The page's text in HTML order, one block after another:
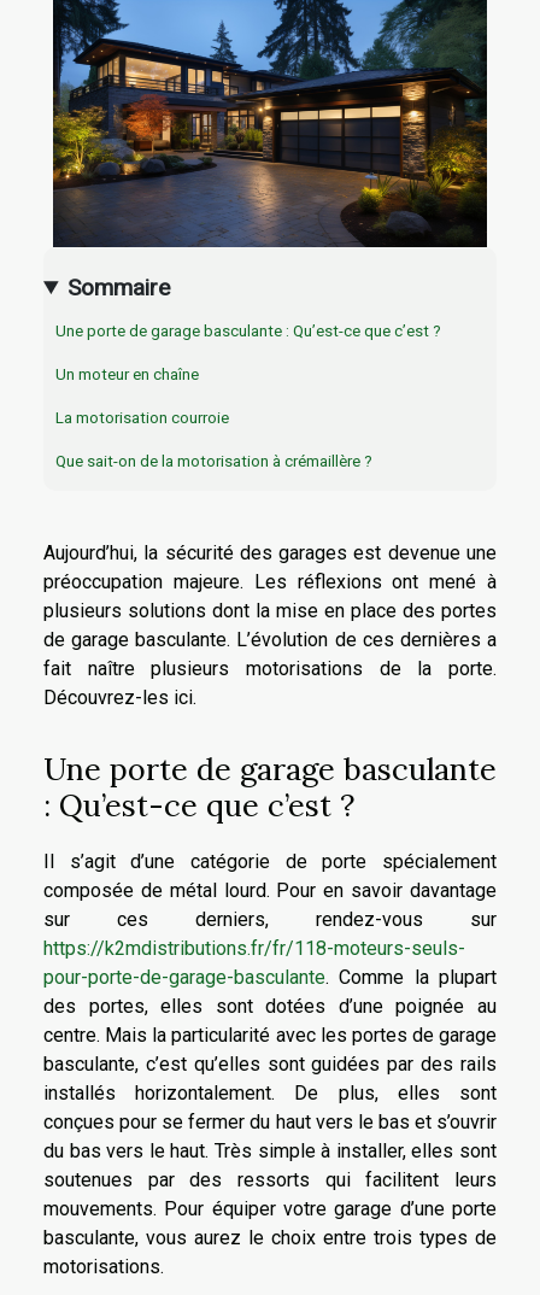
Sommaire
Une porte de garage basculante : Qu’est-ce que c’est ?
Un moteur en chaîne
La motorisation courroie
Que sait-on de la motorisation à crémaillère ?
Aujourd’hui, la sécurité des garages est devenue une
préoccupation majeure. Les réflexions ont mené à
plusieurs solutions dont la mise en place des portes
de garage basculante. L’évolution de ces dernières a
fait naître plusieurs motorisations de la porte.
Découvrez-les ici.
Une porte de garage basculante
: Qu’est-ce que c’est ?
Il s’agit d’une catégorie de porte spécialement
composée de métal lourd. Pour en savoir davantage
sur ces derniers, rendez-vous sur
https://k2mdistributions.fr/fr/118-moteurs-seuls-
pour-porte-de-garage-basculante. Comme la plupart
des portes, elles sont dotées d’une poignée au
centre. Mais la particularité avec les portes de garage
basculante, c’est qu’elles sont guidées par des rails
installés horizontalement. De plus, elles sont
conçues pour se fermer du haut vers le bas et s’ouvrir
du bas vers le haut. Très simple à installer, elles sont
soutenues par des ressorts qui facilitent leurs
mouvements. Pour équiper votre garage d’une porte
basculante, vous aurez le choix entre trois types de
motorisations.